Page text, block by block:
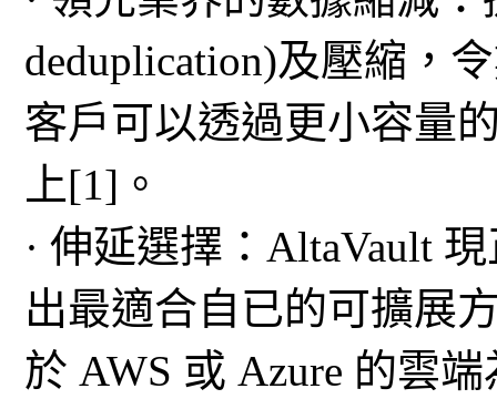
deduplication)及壓縮，
客戶可以透過更小容量
上[1]。
· 伸延選擇：AltaVault
出最適合自已的可擴展
於 AWS 或 Azure 的雲